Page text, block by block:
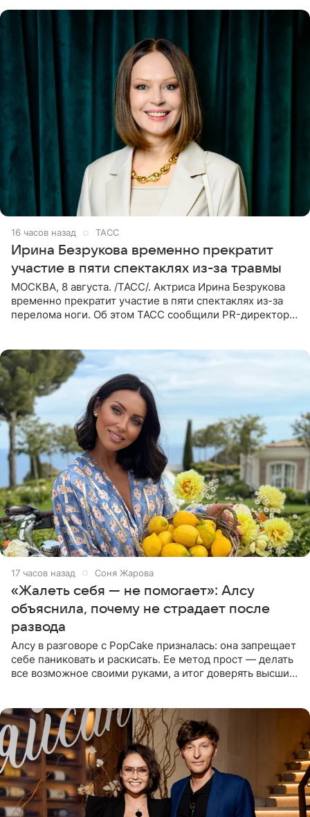
16 часов назад ТАСС
Ирина Безрукова временно прекратит
участие в пяти спектаклях из-за травмы
МОСКВА, 8 августа. /ТАСС/. Актриса Ирина Безрукова
временно прекратит участие в пяти спектаклях из-за
перелома ноги. Об этом ТАСС сообщили PR-директор
17 часов назад Соня Жарова
«Жалеть себя — не помогает»: Алсу
объяснила, почему не страдает после
развода
Алсу в разговоре с PopCake призналась: она запрещает
себе паниковать и раскисать. Ее метод прост — делать
все возможное своими руками, а итог доверять высшим